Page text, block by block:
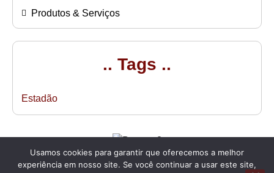
Produtos & Serviços
.. Tags ..
Estadão
Usamos cookies para garantir que oferecemos a melhor
experiência em nosso site. Se você continuar a usar este site,